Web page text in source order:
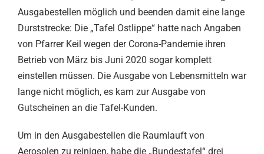
Ausgabestellen möglich und beenden damit eine lange
Durststrecke: Die „Tafel Ostlippe“ hatte nach Angaben
von Pfarrer Keil wegen der Corona-Pandemie ihren
Betrieb von März bis Juni 2020 sogar komplett
einstellen müssen. Die Ausgabe von Lebensmitteln war
lange nicht möglich, es kam zur Ausgabe von
Gutscheinen an die Tafel-Kunden.
Um in den Ausgabestellen die Raumlauft von
Aerosolen zu reinigen, habe die „Bundestafel“ drei